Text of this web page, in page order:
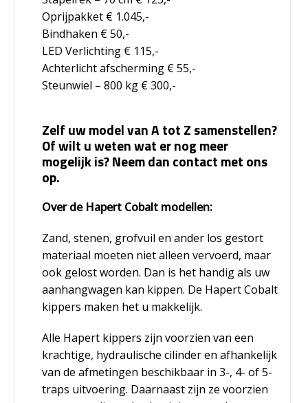
Oprijpakket € 1.045,-
Bindhaken € 50,-
LED Verlichting € 115,-
Achterlicht afscherming € 55,-
Steunwiel – 800 kg € 300,-
Zelf uw model van A tot Z samenstellen?
Of wilt u weten wat er nog meer
mogelijk is? Neem dan contact met ons
op.
Over de Hapert Cobalt modellen:
Zand, stenen, grofvuil en ander los gestort
materiaal moeten niet alleen vervoerd, maar
ook gelost worden. Dan is het handig als uw
aanhangwagen kan kippen. De Hapert Cobalt
kippers maken het u makkelijk.
Alle Hapert kippers zijn voorzien van een
krachtige, hydraulische cilinder en afhankelijk
van de afmetingen beschikbaar in 3-, 4- of 5-
traps uitvoering. Daarnaast zijn ze voorzien